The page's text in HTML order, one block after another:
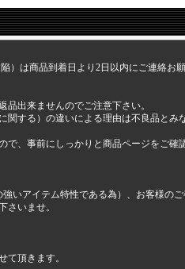
）は商品到着日より2日以内にご連絡お願
出来ませんのでご注意下さい。
関する）の違いによる理由は不良品とみ
で、事前にしっかりと商品ページをご確
いアイテム特性である為）、お客様の
さいませ。
て頂きます。